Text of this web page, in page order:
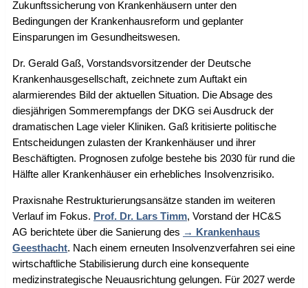
Zukunftssicherung von Krankenhäusern unter den
Bedingungen der Krankenhausreform und geplanter
Einsparungen im Gesundheitswesen.
Dr. Gerald Gaß, Vorstandsvorsitzender der Deutsche
Krankenhausgesellschaft, zeichnete zum Auftakt ein
alarmierendes Bild der aktuellen Situation. Die Absage des
diesjährigen Sommerempfangs der DKG sei Ausdruck der
dramatischen Lage vieler Kliniken. Gaß kritisierte politische
Entscheidungen zulasten der Krankenhäuser und ihrer
Beschäftigten. Prognosen zufolge bestehe bis 2030 für rund die
Hälfte aller Krankenhäuser ein erhebliches Insolvenzrisiko.
Praxisnahe Restrukturierungsansätze standen im weiteren
Verlauf im Fokus. Prof. Dr. Lars Timm, Vorstand der HC&S
AG berichtete über die Sanierung des
Krankenhaus
Geesthacht. Nach einem erneuten Insolvenzverfahren sei eine
wirtschaftliche Stabilisierung durch eine konsequente
medizinstrategische Neuausrichtung gelungen. Für 2027 werde